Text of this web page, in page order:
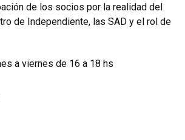
de los socios por la realidad del
de Independiente, las SAD y el rol de
a viernes de 16 a 18 hs